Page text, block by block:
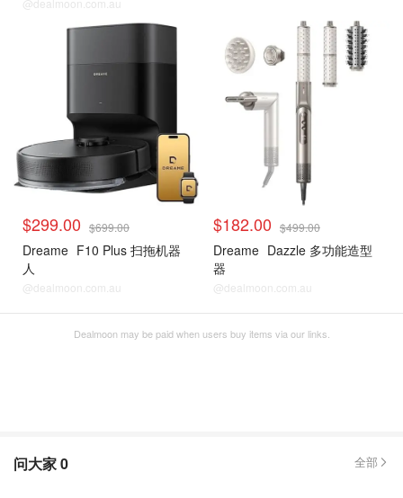
@dealmoon.com.au
$299.00 $699.00
Dreame F10 Plus 扫拖机器
人
@dealmoon.com.au
$182.00 $499.00
Dreame Dazzle 多功能造型
器
@dealmoon.com.au
Dealmoon may be paid when users buy items via our links.
问大家0 全部